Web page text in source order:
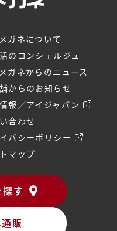
ガネについて
のコンシェルジュ
ガネからのニュース
からのお知らせ
報／アイジャパン
合わせ
バシーポリシー
マップ
す
販